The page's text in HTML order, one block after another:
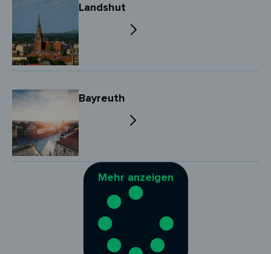
Landshut
Bayreuth
Mehr anzeigen